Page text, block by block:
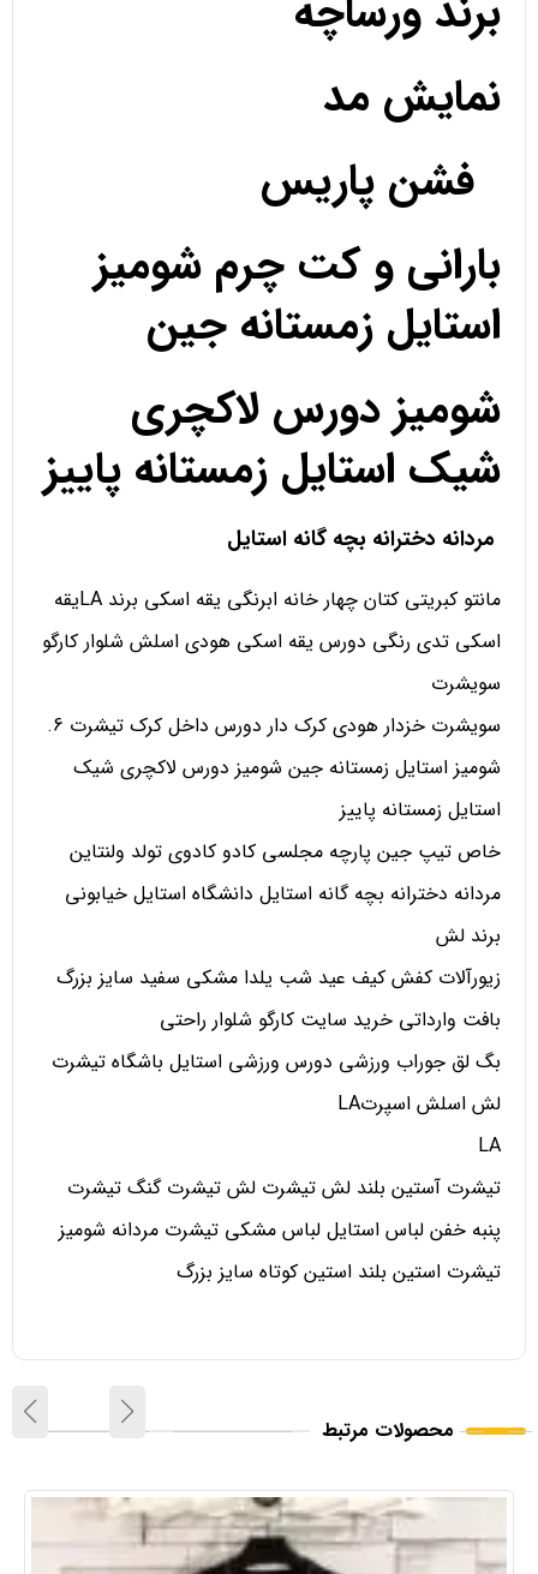
نمایش مد
فشن پاریس
بارانی و کت چرم شومیز
استایل زمستانه جین
شومیز دورس لاکچری
شیک استایل زمستانه پاییز
مردانه دخترانه بچه گانه استایل
مانتو کبریتی کتان چهار خانه ابرنگی یقه اسکی برند LAیقه
اسکی تدی رنگی دورس یقه اسکی هودی اسلش شلوار کارگو
سویشرت
سویشرت خزدار هودی کرک دار دورس داخل کرک تیشرت 6.
شومیز استایل زمستانه جین شومیز دورس لاکچری شیک
استایل زمستانه پاییز
خاص تیپ جین پارچه مجلسی کادو کادوی تولد ولنتاین
مردانه دخترانه بچه گانه استایل دانشگاه استایل خیابونی
برند لش
زیورآلات کفش کیف عید شب یلدا مشکی سفید سایز بزرگ
بافت وارداتی خرید سایت کارگو شلوار راحتی
بگ لق جوراب ورزشی دورس ورزشی استایل باشگاه تیشرت
لش اسلش اسپرتLA
LA
تیشرت آستین بلند لش تیشرت لش تیشرت گنگ تیشرت
پنبه خفن لباس استایل لباس مشکی تیشرت مردانه شومیز
تیشرت استین بلند استین کوتاه سایز بزرگ
محصولات مرتبط